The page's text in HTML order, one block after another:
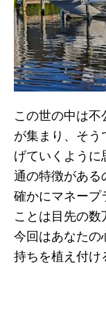
この世の中は
が集まり、そう
げていくよう
通の特徴がある
確かにマネープ
ことは目先の数
今回はあなたの
持ちを植え付け